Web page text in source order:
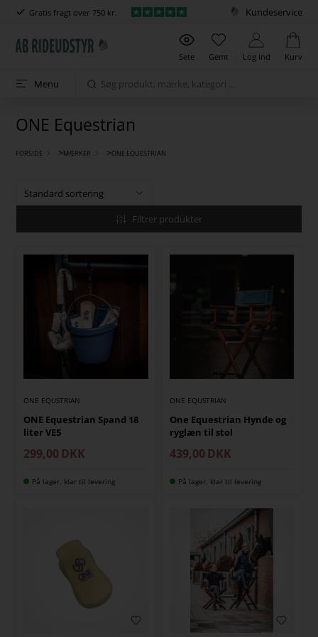
Gratis fragt over 750 kr. Kundeservice
Sete Gemt Log ind Kurv
Menu
ONE Equestrian
FORSIDE >MÆRKER >ONE EQUESTRIAN
Filtrer produkter
ONE EQUSTRIAN
ONE Equestrian Spand 18
liter VE5
299,00 DKK
På lager, klar til levering
ONE EQUSTRIAN
One Equestrian Hynde og
ryglæn til stol
439,00 DKK
På lager, klar til levering